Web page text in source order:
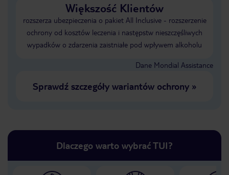
Większość Klientów
rozszerza ubezpieczenia o pakiet All Inclusive - rozszerzenie
ochrony od kosztów leczenia i następstw nieszczęśliwych
wypadków o zdarzenia zaistniałe pod wpływem alkoholu
Dane Mondial Assistance
Sprawdź szczegóły wariantów ochrony»
Dlaczego warto wybrać TUI?